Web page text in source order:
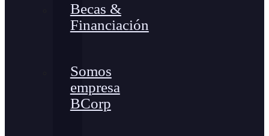
Becas &
Financiación
Somos
empresa
BCorp